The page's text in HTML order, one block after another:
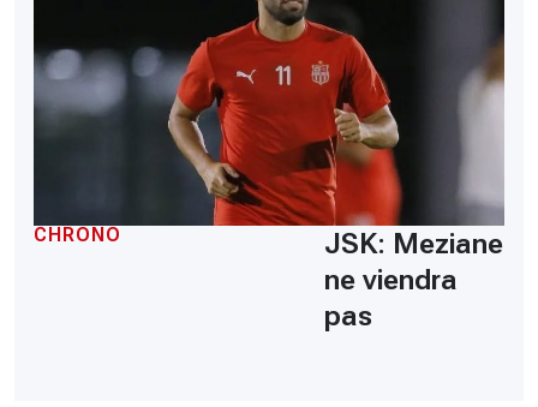
CHRONO
JSK: Meziane
ne viendra
pas